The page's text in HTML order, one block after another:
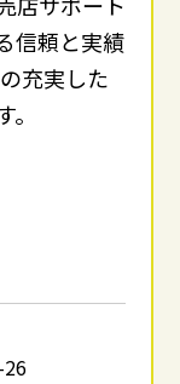
信頼と実績
充実した